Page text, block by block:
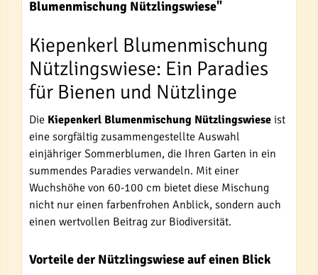
Blumenmischung Nützlingswiese"
Kiepenkerl Blumenmischung
Nützlingswiese: Ein Paradies
für Bienen und Nützlinge
Die Kiepenkerl Blumenmischung Nützlingswiese ist
eine sorgfältig zusammengestellte Auswahl
einjähriger Sommerblumen, die Ihren Garten in ein
summendes Paradies verwandeln. Mit einer
Wuchshöhe von 60-100 cm bietet diese Mischung
nicht nur einen farbenfrohen Anblick, sondern auch
einen wertvollen Beitrag zur Biodiversität.
Vorteile der Nützlingswiese auf einen Blick